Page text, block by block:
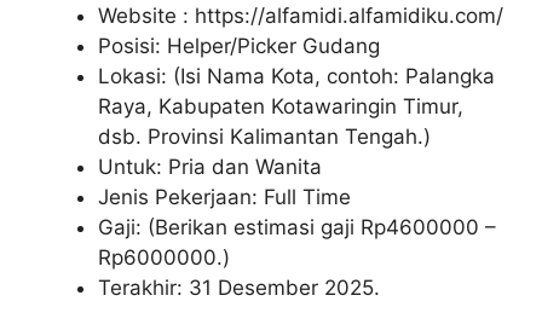
Website : https://alfamidi.alfamidiku.com/
Posisi: Helper/Picker Gudang
Lokasi: (Isi Nama Kota, contoh: Palangka
Raya, Kabupaten Kotawaringin Timur,
dsb. Provinsi Kalimantan Tengah.)
Untuk: Pria dan Wanita
Jenis Pekerjaan: Full Time
Gaji: (Berikan estimasi gaji Rp4600000 –
Rp6000000.)
Terakhir: 31 Desember 2025.